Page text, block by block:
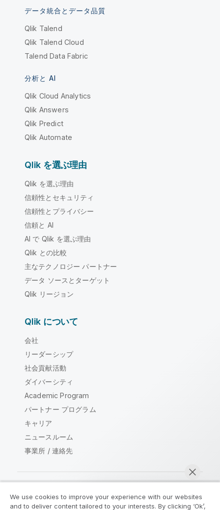
データ統合とデータ品質
Qlik Talend
Qlik Talend Cloud
Talend Data Fabric
分析と AI
Qlik Cloud Analytics
Qlik Answers
Qlik Predict
Qlik Automate
Qlik を選ぶ理由
Qlik を選ぶ理由
信頼性とセキュリティ
信頼性とプライバシー
信頼と AI
AI で Qlik を選ぶ理由
Qlik との比較
主なテクノロジー パートナー
データ ソースとターゲット
Qlik リージョン
Qlik について
会社
リーダーシップ
社会貢献活動
ダイバーシティ
Academic Program
パートナー プログラム
キャリア
ニュースルーム
事業所 / 連絡先
Qlik コミュニティ
We use cookies to improve your experience with our websites
and to deliver content tailored to your interests. By clicking ‘Ok’,